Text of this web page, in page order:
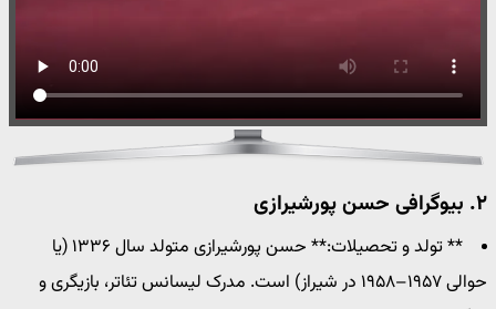
۲. بیوگرافی حسن پورشیرازی
** تولد و تحصیلات:** حسن پورشیرازی متولد سال ۱۳۳۶ (یا
حوالی ۱۹۵۷–۱۹۵۸ در شیراز) است. مدرک لیسانس تئاتر، بازیگری و